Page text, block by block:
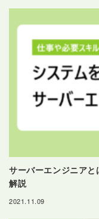
サーバーエンジニア
解説
2021.11.09